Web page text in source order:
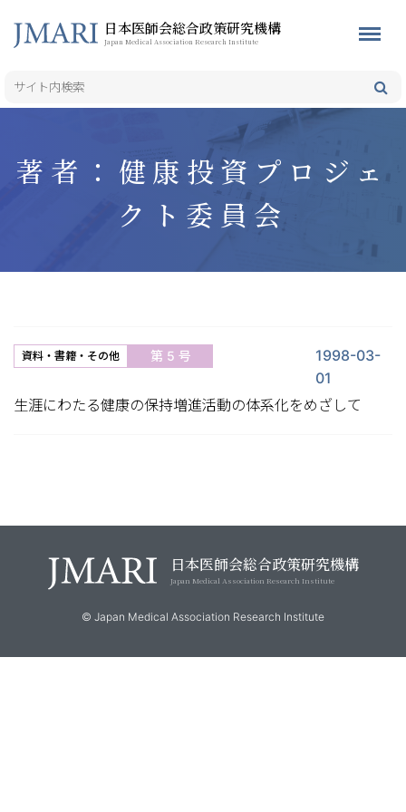
日本医師会総合政策研究機構
Japan Medical Association Research Institute
著者：健康投資プロジェ
クト委員会
資料・書籍・その他 第 5 号
1998-03-
01
生涯にわたる健康の保持増進活動の体系化をめざして
日本医師会総合政策研究機構
Japan Medical Association Research Institute
© Japan Medical Association Research Institute